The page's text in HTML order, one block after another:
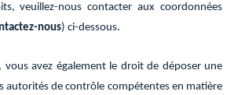
veuillez-nous contacter aux coordonnées
nous) ci-dessous.
vous avez également le droit de déposer une
autorités de contrôle compétentes en matière